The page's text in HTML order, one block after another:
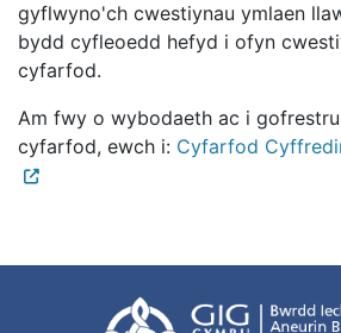
gyflwyno'ch cwestiynau ymlaen
bydd cyfleoedd hefyd i ofyn
cyfarfod.
Am fwy o wybodaeth ac i gofrestru
cyfarfod, ewch i: Cyfarfod